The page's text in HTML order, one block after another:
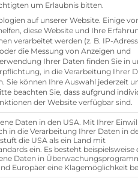
Schwerpunkt
um Erlaubnis bitten.
auf unserer Website. Einige
diese Website und Ihre
verarbeitet werden (z. B. IP-
die Messung von Anzeigen und
Ihrer Daten finden Sie in
in die Verarbeitung Ihrer
Sie können Ihre Auswahl jederzeit
beachten Sie, dass aufgrund
der Website verfügbar sind.
Daten in den USA. Mit Ihrer
in die Verarbeitung Ihrer Daten in
die USA als ein Land mit
ein. Es besteht beispielsweise
Daten in
Europäer eine Klagemöglichkeit